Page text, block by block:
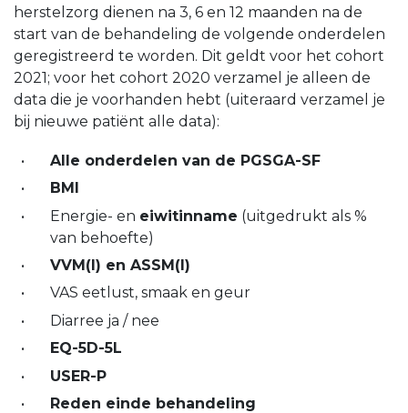
herstelzorg dienen na 3, 6 en 12 maanden na de
start van de behandeling de volgende onderdelen
geregistreerd te worden. Dit geldt voor het cohort
2021; voor het cohort 2020 verzamel je alleen de
data die je voorhanden hebt (uiteraard verzamel je
bij nieuwe patiënt alle data):
Alle onderdelen van de PGSGA-SF
BMI
Energie- en eiwitinname (uitgedrukt als %
van behoefte)
VVM(I) en ASSM(I)
VAS eetlust, smaak en geur
Diarree ja / nee
EQ-5D-5L
USER-P
Reden einde behandeling